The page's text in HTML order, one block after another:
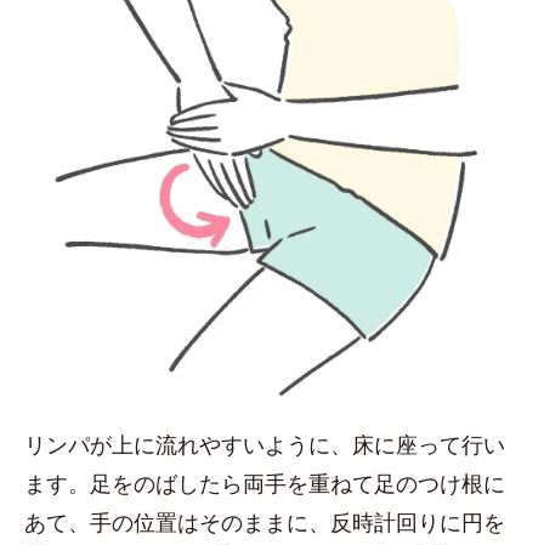
リンパが上に流れやすいように、床に座って行い
ます。足をのばしたら両手を重ねて足のつけ根に
あて、手の位置はそのままに、反時計回りに円を